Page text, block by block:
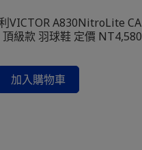
VICTOR A830NitroLite CA
無煙煤黑/亮白 頂級款 羽球鞋 定價 NT4,580
加入購物車